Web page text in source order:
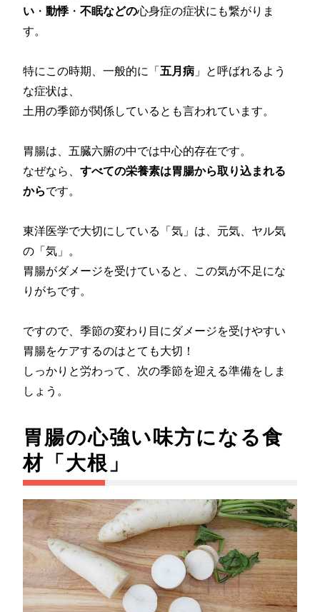
い ・動悸・不眠などの心身症の症状にも繋がりま
す。
特にこの時期、一般的に「五月病 」と呼ばれるよう
な症状は、
土用の季節が関係しているとも言われています。
胃腸は、五臓六腑の中では中心的存在です。
なぜなら、すべての栄養素は胃腸から取り込まれる
からです。
東洋医学で大切にしている「気」は、元気、ヤル気
の「気」。
胃腸がダメージを受けていると、この気が不足にな
りがちです。
ですので、季節の変わり目にダメージを受けやすい
胃腸をケアするのはとても大切！
しっかりと労わって、次の季節を迎える準備をしま
しょう。
胃腸の心強い味方になる食
材「大根」